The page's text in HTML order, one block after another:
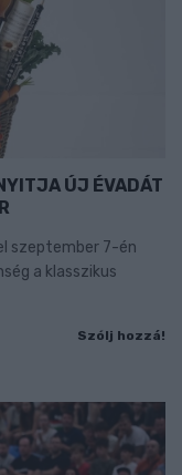
ÚJ ÉVADÁT
szeptember 7-én
a klasszikus
Szólj hozzá!